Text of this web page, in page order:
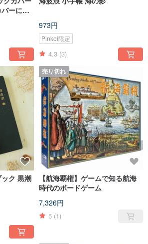
バーには
973円
Pinkoi限定
4.3 (3)
ク 黒潮
売り切れ
【航海覇権】ゲームで知る航海
時代のボードゲーム
7,326円
5 (1)